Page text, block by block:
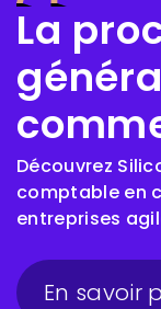
La
Découvrez
comptable en
entreprises
En savoir